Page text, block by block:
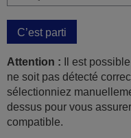
C’est parti
Attention : Il est
ne soit pas détecté
sélectionniez
dessus pour vous
compatible.